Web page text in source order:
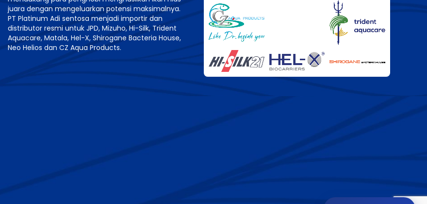
juara dengan mengeluarkan potensi maksimalnya.
PT Platinum Adi sentosa menjadi importir dan
distributor resmi untuk JPD, Mizuho, Hi-Silk, Trident
Aquacare, Matala, Hel-X, Shirogane Bacteria House,
Neo Helios dan CZ Aqua Products.